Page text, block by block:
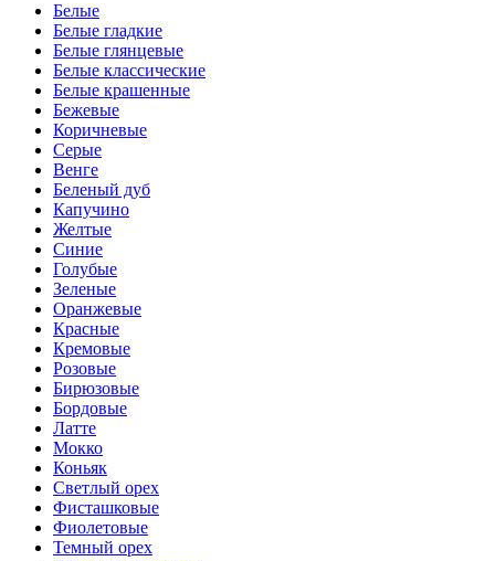
Белые
Белые гладкие
Белые глянцевые
Белые классические
Белые крашенные
Бежевые
Коричневые
Серые
Венге
Беленый дуб
Капучино
Желтые
Синие
Голубые
Зеленые
Оранжевые
Красные
Кремовые
Розовые
Бирюзовые
Бордовые
Латте
Мокко
Коньяк
Светлый орех
Фисташковые
Фиолетовые
Темный орех